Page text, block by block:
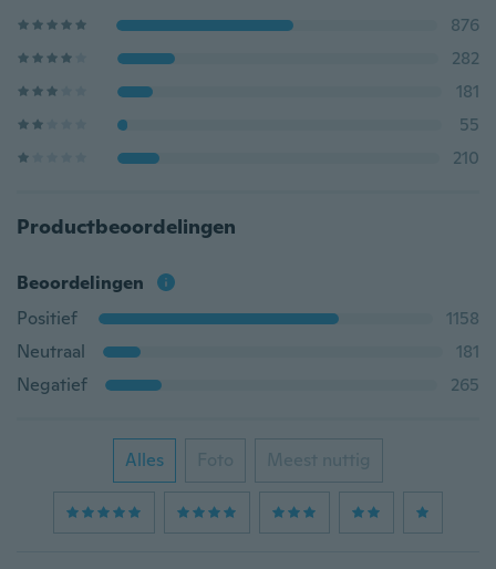
876
282
181
55
210
Productbeoordelingen
Beoordelingen
Positief
1158
Neutraal
181
Negatief
265
Alles Foto Meest nuttig